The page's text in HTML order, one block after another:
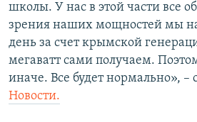
школы. У нас в этой части все
зрения наших мощностей мы
день за счет крымской
мегаватт сами получаем.
иначе. Все будет нормально», –
Новости.